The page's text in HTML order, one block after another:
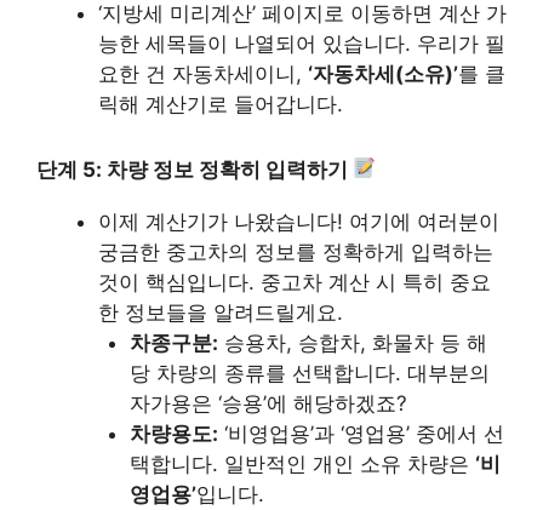
‘지방세 미리계산’ 페이지로 이동하면 계산 가
능한 세목들이 나열되어 있습니다. 우리가 필
요한 건 자동차세이니, ‘자동차세(소유)’를 클
릭해 계산기로 들어갑니다.
단계 5: 차량 정보 정확히 입력하기
이제 계산기가 나왔습니다! 여기에 여러분이
궁금한 중고차의 정보를 정확하게 입력하는
것이 핵심입니다. 중고차 계산 시 특히 중요
한 정보들을 알려드릴게요.
차종구분: 승용차, 승합차, 화물차 등 해
당 차량의 종류를 선택합니다. 대부분의
자가용은 ‘승용’에 해당하겠죠?
차량용도: ‘비영업용’과 ‘영업용’ 중에서 선
택합니다. 일반적인 개인 소유 차량은 ‘비
영업용’입니다.